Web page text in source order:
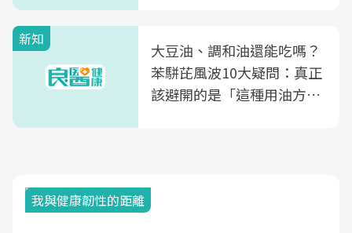
新知
大豆油、調和油還能吃嗎？
苯駢芘風波10大疑問：真正
該避開的是「這種用油方
我與健康韌性的距離